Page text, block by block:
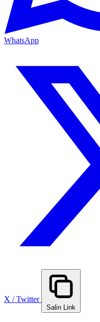
WhatsApp
X / Twitter
Salin Link